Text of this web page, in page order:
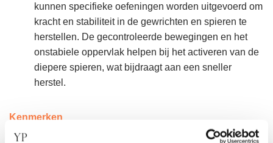
kunnen specifieke oefeningen worden uitgevoerd om
kracht en stabiliteit in de gewrichten en spieren te
herstellen. De gecontroleerde bewegingen en het
onstabiele oppervlak helpen bij het activeren van de
diepere spieren, wat bijdraagt aan een sneller
herstel.
Kenmerken
Hoogwaardig 18mm maritiem multiplex